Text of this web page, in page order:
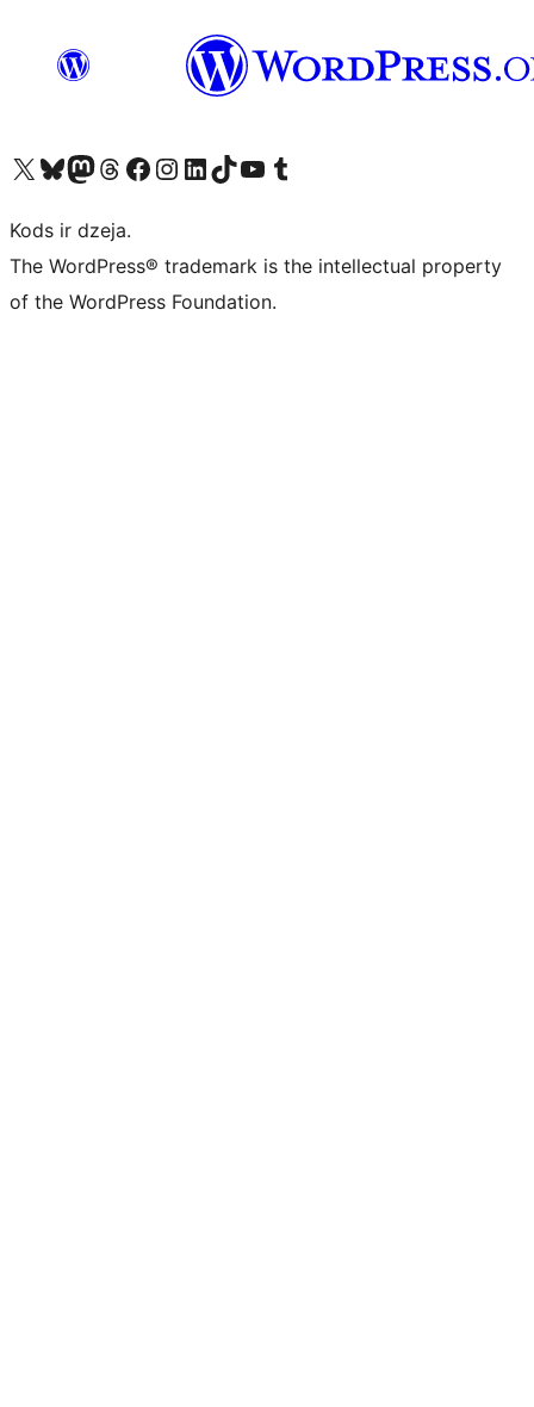
Apmeklējiet mūsu X (agrāk Twitter) kontu
Apmeklējiet mūsu Bluesky kontu
Apmeklējiet mūsu Mastodon kontu
Apmeklējiet mūsu Threads kontu
Apmeklējiet mūsu Facebook lapuApmeklējiet mūsu Instagram kontu
Apmeklējiet mūsu LinkedIn kontu
Apmeklējiet mūsu TikTok kontu
Apmeklējiet mūsu YouTube kanālu
Apmeklējiet mūsu Tumblr kontu
Kods ir dzeja.
The WordPress® trademark is the intellectual property
of the WordPress Foundation.